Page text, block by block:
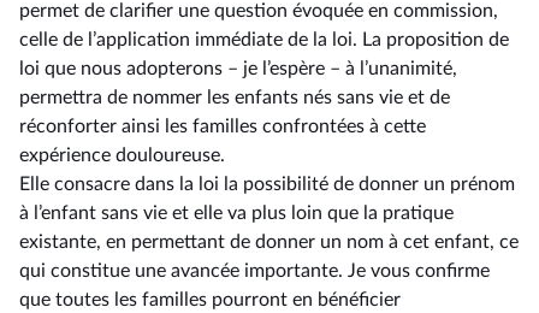
permet de clarifier une question évoquée en commission,
celle de l’application immédiate de la loi. La proposition de
loi que nous adopterons –⁠ je l’espère – à l’unanimité,
permettra de nommer les enfants nés sans vie et de
réconforter ainsi les familles confrontées à cette
expérience douloureuse.
Elle consacre dans la loi la possibilité de donner un prénom
à l’enfant sans vie et elle va plus loin que la pratique
existante, en permettant de donner un nom à cet enfant, ce
qui constitue une avancée importante. Je vous confirme
que toutes les familles pourront en bénéficier